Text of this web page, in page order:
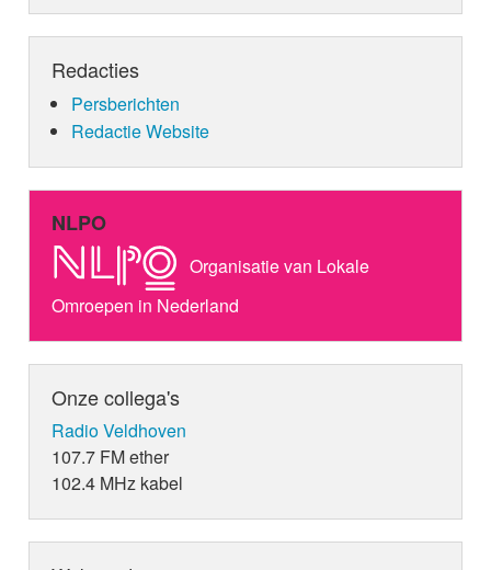
Redacties
Persberichten
Redactie Website
NLPO
Organisatie van Lokale
Omroepen in Nederland
Onze collega's
Radio Veldhoven
107.7 FM ether
102.4 MHz kabel